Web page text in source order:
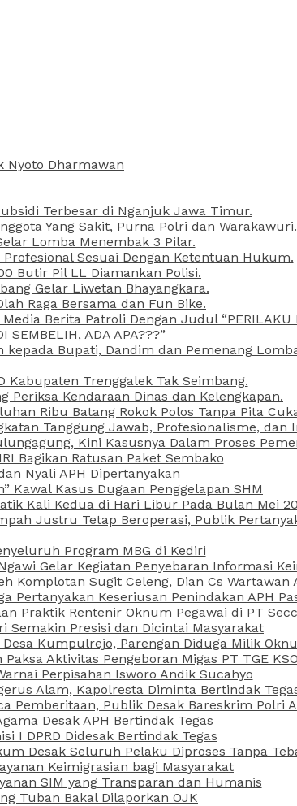
Nyoto Dharmawan
Terbesar di Nganjuk Jawa Timur.
Yang Sakit, Purna Polri dan Warakawuri.
Lomba Menembak 3 Pilar.
Sesuai Dengan Ketentuan Hukum.
Butir Pil LL Diamankan Polisi.
Gelar Liwetan Bhayangkara.
Raga Bersama dan Fun Bike.
Berita Patroli Dengan Judul “PERILAKU
SEMBELIH, ADA APA???”
kepada Bupati, Dandim dan Pemenang
Kabupaten Trenggalek Tak Seimbang.
Periksa Kendaraan Dinas dan Kelengkapan.
Ribu Batang Rokok Polos Tanpa Pita
Tanggung Jawab, Profesionalisme, dan
Kini Kasusnya Dalam Proses
Bagikan Ratusan Paket Sembako
Nyali APH Dipertanyakan
Kawal Kasus Dugaan Penggelapan SHM
Kali Kedua di Hari Libur Pada Bulan Mei
Justru Tetap Beroperasi, Publik
Program MBG di Kediri
Gelar Kegiatan Penyebaran Informasi
Komplotan Sugit Celeng, Dian Cs Wartawan
Pertanyakan Keseriusan Penindakan APH
Praktik Rentenir Oknum Pegawai di PT
Semakin Presisi dan Dicintai Masyarakat
Kumpulrejo, Parengan Diduga Milik
Aktivitas Pengeboran Migas PT TGE
Perpisahan Isworo Andik Sucahyo
Alam, Kapolresta Diminta Bertindak
Pemberitaan, Publik Desak Bareskrim Polri
Desak APH Bertindak Tegas
I DPRD Didesak Bertindak Tegas
Desak Seluruh Pelaku Diproses Tanpa
Keimigrasian bagi Masyarakat
SIM yang Transparan dan Humanis
Tuban Bakal Dilaporkan OJK